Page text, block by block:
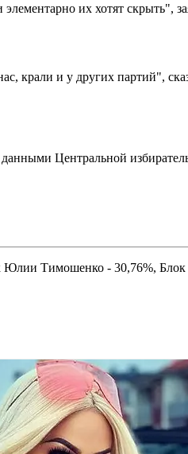
их хотят скрыть",
крали и у других партий",
Центральной
Юлии Тимошенко - 30,76%,